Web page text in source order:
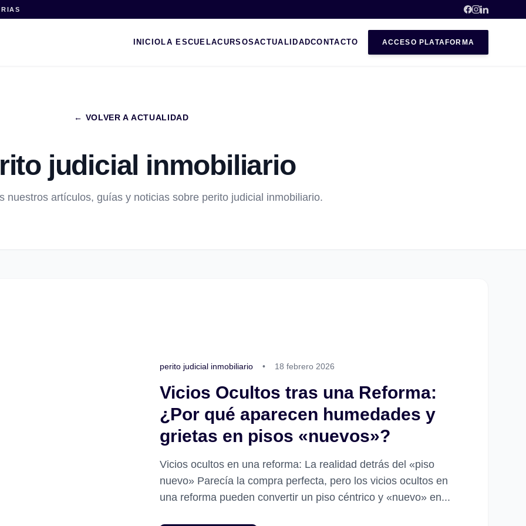
INICIO LA ESCUELACURSOSACTUALIDADCONTACTO ACCESO PLATAFORMA
← VOLVER A ACTUALIDAD
judicial inmobiliario
nuestros artículos, guías y noticias sobre perito judicial inmobiliario.
perito judicial inmobiliario • 18 febrero 2026
Vicios Ocultos tras una Reforma:
¿Por qué aparecen humedades y
grietas en pisos «nuevos»?
Vicios ocultos en una reforma: La realidad detrás del «piso
nuevo» Parecía la compra perfecta, pero los vicios ocultos en
una reforma pueden convertir un piso céntrico y «nuevo» en...